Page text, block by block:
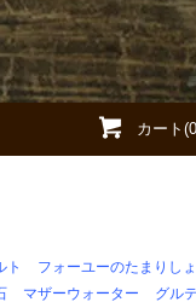
カート
ト フォーユーのたまりし
マザーウォーター グル